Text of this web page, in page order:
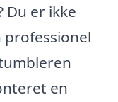
er ikke
professionel
en